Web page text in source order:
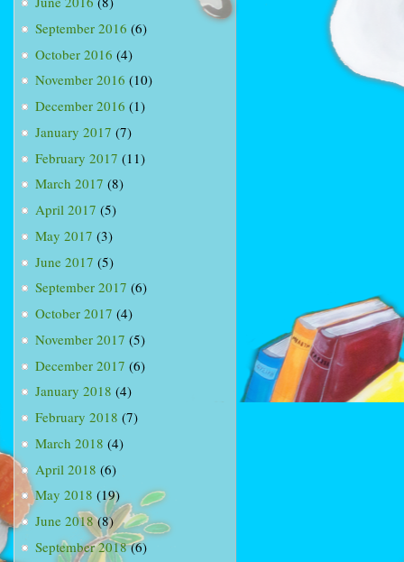
September 2016 (6)
October 2016 (4)
November 2016 (10)
December 2016 (1)
January 2017 (7)
February 2017 (11)
March 2017 (8)
April 2017 (5)
May 2017 (3)
June 2017 (5)
September 2017 (6)
October 2017 (4)
November 2017 (5)
December 2017 (6)
January 2018 (4)
February 2018 (7)
March 2018 (4)
April 2018 (6)
May 2018 (19)
June 2018(8)
September 2018(6)